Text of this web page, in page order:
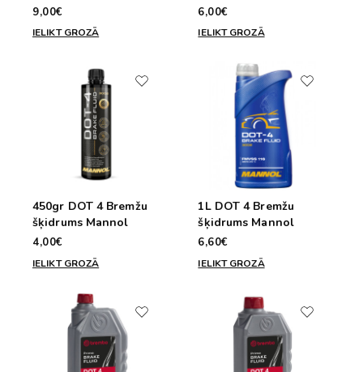
9,00€
IELIKT GROZĀ
6,00€
IELIKT GROZĀ
450gr DOT 4 Bremžu
šķidrums Mannol
4,00€
IELIKT GROZĀ
1L DOT 4 Bremžu
šķidrums Mannol
6,60€
IELIKT GROZĀ